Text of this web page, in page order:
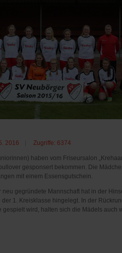
2016 Zugriffe: 6374
haben vom Friseursalon
gesponsert bekommen. Die
mit einem Essensgutschein.
neu gegründete Mannschaft hat in der
der 1. Kreisklasse hingelegt. In der
gespielt wird, halten sich die Mädels auch